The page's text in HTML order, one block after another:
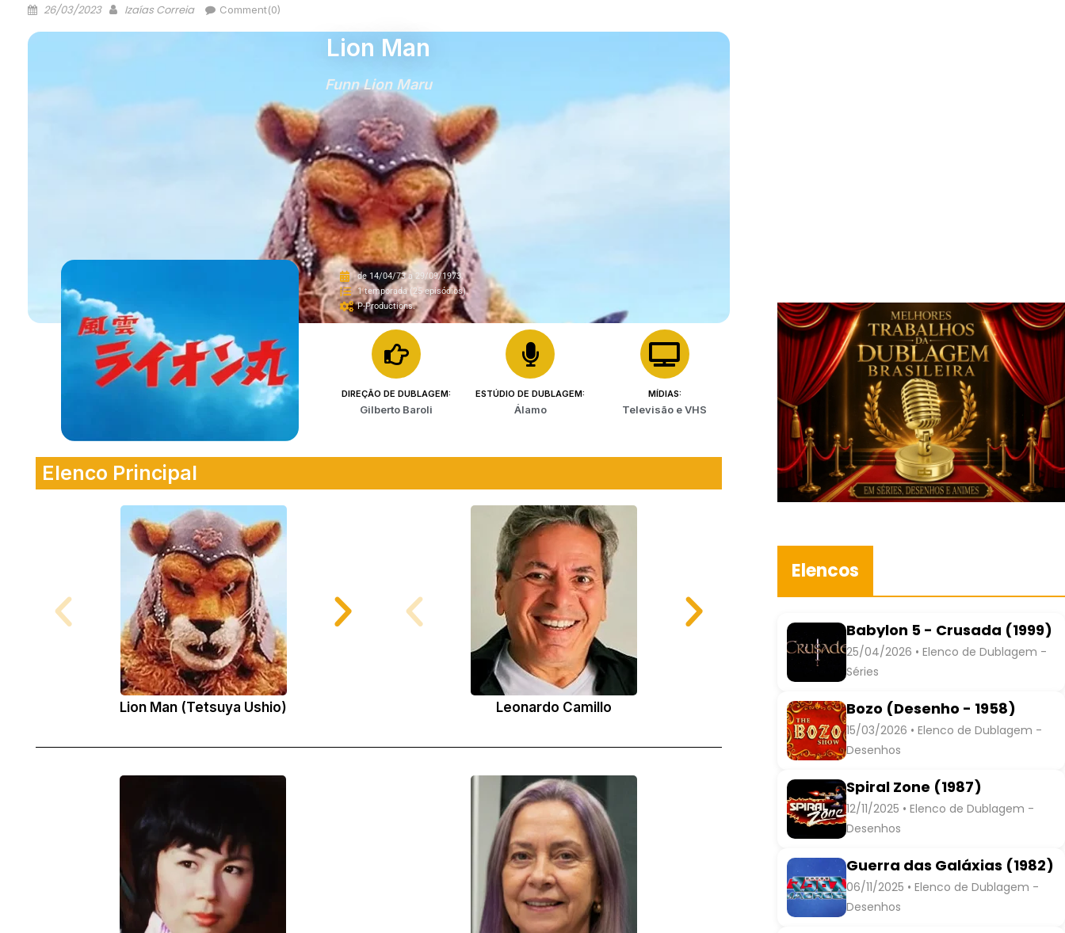
26/03/2023 Izaías Correia Comment(0)
Funn Lion Maru
Lion Man
de 14/04/73 a 29/09/1973.
1 temporada (25 episódios).
P-Productions.
DIREÇÃO DE DUBLAGEM:
Gilberto Baroli
ESTÚDIO DE DUBLAGEM:
Álamo
MÍDIAS:
Televisão e VHS
Elenco Principal
Lion Man (Tetsuya Ushio) Dan Shimaru (Tetsuya Ushio)
Leonardo Camillo Nelson Machado
Elencos
Babylon 5 - Crusada (1999)
25/04/2026 • Elenco de Dublagem -
Séries
Bozo (Desenho - 1958)
15/03/2026 • Elenco de Dublagem -
Desenhos
Spiral Zone (1987)
12/11/2025 • Elenco de Dublagem -
Desenhos
Guerra das Galáxias (1982)
06/11/2025 • Elenco de Dublagem -
Desenhos